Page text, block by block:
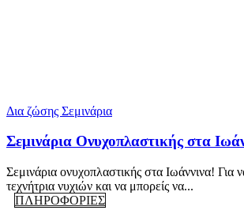
Δια ζώσης Σεμινάρια
Σεμινάρια Ονυχοπλαστικής στα
Σεμινάρια ονυχοπλαστικής στα Ιωάννινα! Για
τεχνήτρια νυχιών και να μπορείς να...
ΠΛΗΡΟΦΟΡΙΕΣ